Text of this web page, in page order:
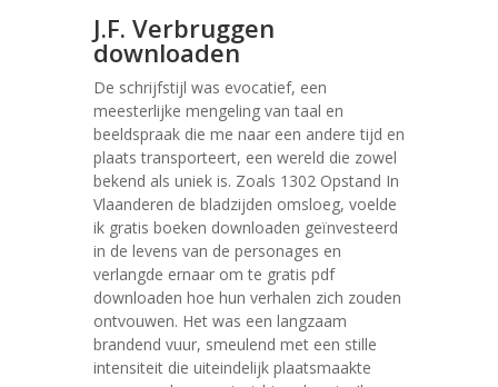
J.F. Verbruggen
downloaden
De schrijfstijl was evocatief, een
meesterlijke mengeling van taal en
beeldspraak die me naar een andere tijd en
plaats transporteert, een wereld die zowel
bekend als uniek is. Zoals 1302 Opstand In
Vlaanderen de bladzijden omsloeg, voelde
ik gratis boeken downloaden geïnvesteerd
in de levens van de personages en
verlangde ernaar om te gratis pdf
downloaden hoe hun verhalen zich zouden
ontvouwen. Het was een langzaam
brandend vuur, smeulend met een stille
intensiteit die uiteindelijk plaatsmaakte